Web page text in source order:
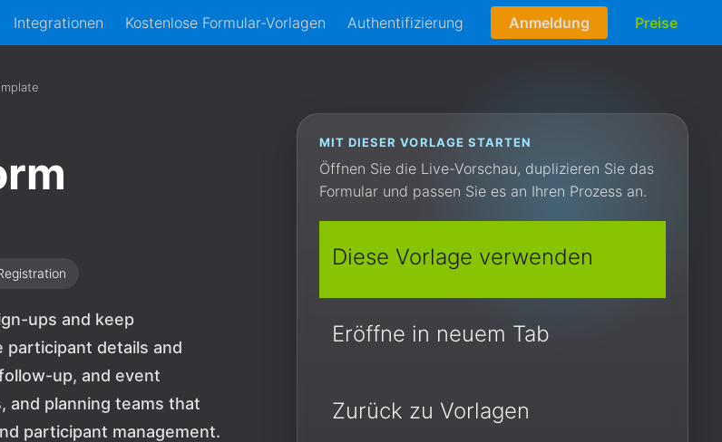
Integrationen Kostenlose Formular-Vorlagen Authentifizierung Anmeldung Preise
ups and keep
participant details and
up, and event
and planning teams that
participant management.
MIT DIESER VORLAGE STARTEN
Öffnen Sie die Live-Vorschau, duplizieren Sie das
Formular und passen Sie es an Ihren Prozess an.
Diese Vorlage verwenden
Eröffne in neuem Tab
Zurück zu Vorlagen